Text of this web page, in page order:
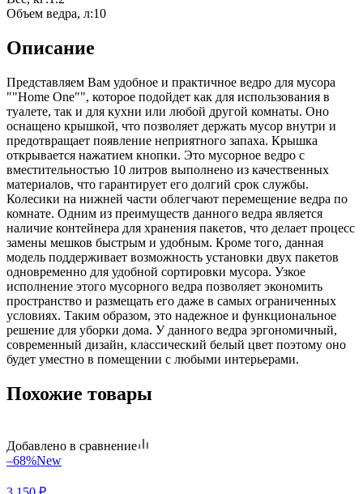
Объем ведра, л:10
Описание
Представляем Вам удобное и практичное ведро для мусора
""Home One"", которое подойдет как для использования в
туалете, так и для кухни или любой другой комнаты. Оно
оснащено крышкой, что позволяет держать мусор внутри и
предотвращает появление неприятного запаха. Крышка
открывается нажатием кнопки. Это мусорное ведро с
вместительностью 10 литров выполнено из качественных
материалов, что гарантирует его долгий срок службы.
Колесики на нижней части облегчают перемещение ведра по
комнате. Одним из преимуществ данного ведра является
наличие контейнера для хранения пакетов, что делает процесс
замены мешков быстрым и удобным. Кроме того, данная
модель поддерживает возможность установки двух пакетов
одновременно для удобной сортировки мусора. Узкое
исполнение этого мусорного ведра позволяет экономить
пространство и размещать его даже в самых ограниченных
условиях. Таким образом, это надежное и функциональное
решение для уборки дома. У данного ведра эргономичный,
современный дизайн, классический белый цвет поэтому оно
будет уместно в помещении с любыми интерьерами.
Похожие товары
Добавлено в сравнение
–68%New